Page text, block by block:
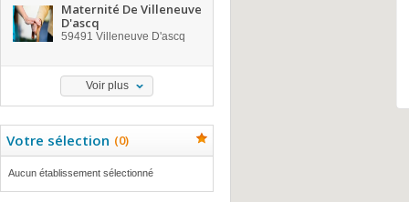
Maternité De Villeneuve
D'ascq
59491 Villeneuve D'ascq
Voir plus
Votre sélection (0)
Aucun établissement sélectionné